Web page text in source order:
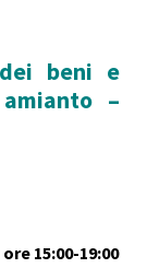
beni e
–
15:00-19:00